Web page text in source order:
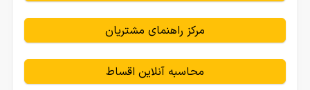
مرکز راهنمای مشتریان
محاسبه آنلاین اقساط